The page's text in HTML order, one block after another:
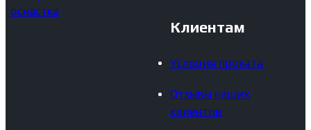
оснастка
Клиентам
Условия проката
Отзывы наших
клиентов